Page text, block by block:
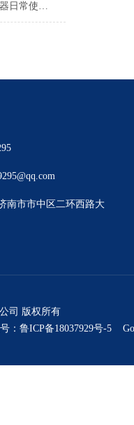
传力传感器：称重传感器日常使用说明
南市市中区二环西路大
司 版权所有
：鲁ICP备18037929号-5